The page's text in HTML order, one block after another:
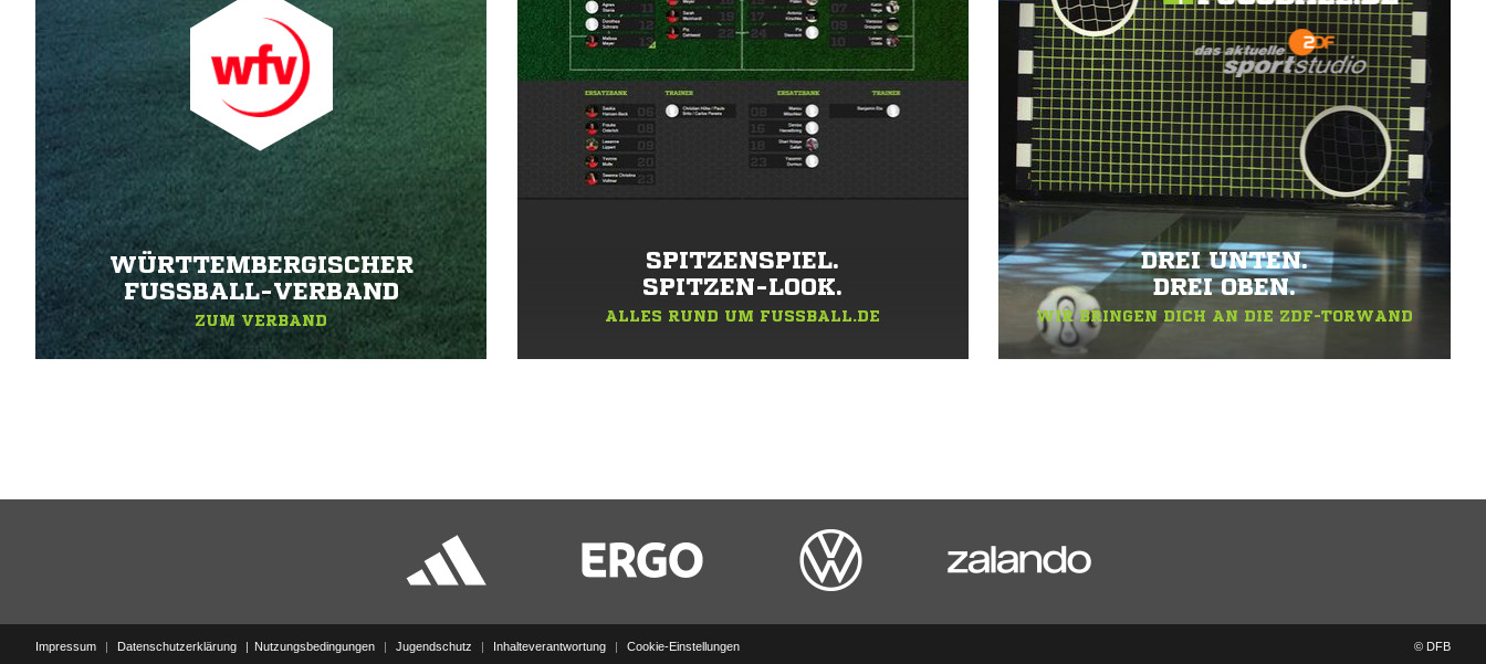
WÜRTTEMBERGISCHER
FUSSBALL-VERBAND
ZUM VERBAND
SPITZENSPIEL.
SPITZEN-LOOK.
ALLES RUND UM FUSSBALL.DE
DREI UNTEN.
DREI OBEN.
WIR BRINGEN DICH AN DIE ZDF-TORWAND
Impressum | Datenschutzerklärung Nutzungsbedingungen | Jugendschutz | Inhalteverantwortung | Cookie-Einstellungen © DFB